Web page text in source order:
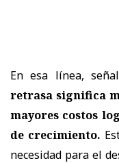
En esa línea,
retrasa significa
mayores costos
de crecimiento.
necesidad para el